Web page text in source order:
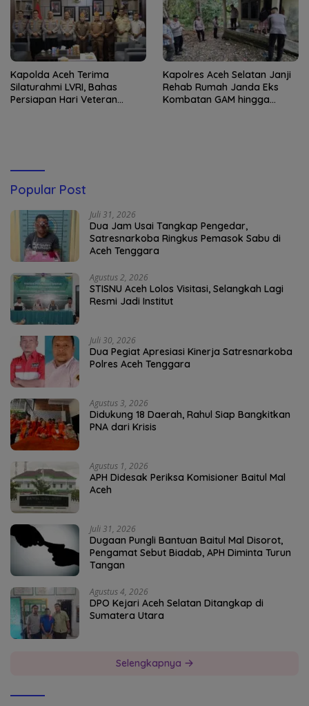
Kapolda Aceh Terima
Silaturahmi LVRI, Bahas
Persiapan Hari Veteran
Kapolres Aceh Selatan Janji
Rehab Rumah Janda Eks
Kombatan GAM hingga
Popular Post
Juli 31, 2026
Dua Jam Usai Tangkap Pengedar,
Satresnarkoba Ringkus Pemasok Sabu di
Aceh Tenggara
Agustus 2, 2026
STISNU Aceh Lolos Visitasi, Selangkah Lagi
Resmi Jadi Institut
Juli 30, 2026
Dua Pegiat Apresiasi Kinerja Satresnarkoba
Polres Aceh Tenggara
Agustus 3, 2026
Didukung 18 Daerah, Rahul Siap Bangkitkan
PNA dari Krisis
Agustus 1, 2026
APH Didesak Periksa Komisioner Baitul Mal
Aceh
Juli 31, 2026
Dugaan Pungli Bantuan Baitul Mal Disorot,
Pengamat Sebut Biadab, APH Diminta Turun
Tangan
Agustus 4, 2026
DPO Kejari Aceh Selatan Ditangkap di
Sumatera Utara
Selengkapnya